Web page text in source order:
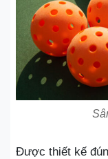
Được thiết kế